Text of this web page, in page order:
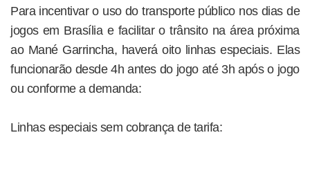
Para incentivar o uso do transporte público nos dias de
jogos em Brasília e facilitar o trânsito na área próxima
ao Mané Garrincha, haverá oito linhas especiais. Elas
funcionarão desde 4h antes do jogo até 3h após o jogo
ou conforme a demanda:
Linhas especiais sem cobrança de tarifa: